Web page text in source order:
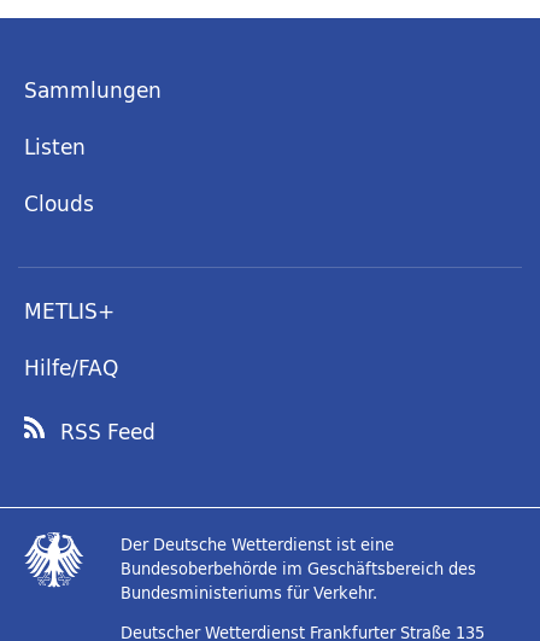
Sammlungen
Listen
Clouds
METLIS+
Hilfe/FAQ
RSS Feed
Der Deutsche Wetterdienst ist eine
Bundesoberbehörde im Geschäftsbereich des
Bundesministeriums für Verkehr.
Deutscher Wetterdienst Frankfurter Straße 135